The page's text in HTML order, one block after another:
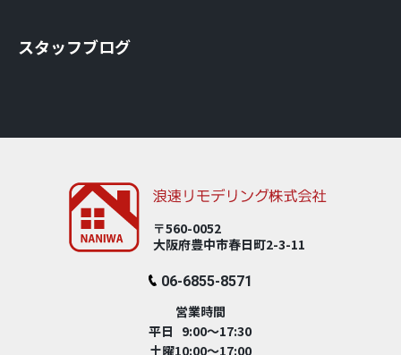
スタッフブログ
〒560-0052
大阪府豊中市春⽇町2-3-11
06-6855-8571
営業時間
平日 9:00～17:30
土曜10:00～17:00